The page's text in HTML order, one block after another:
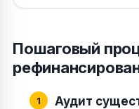
Пошаговый
Аудит